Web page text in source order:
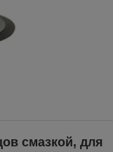
смазкой, для